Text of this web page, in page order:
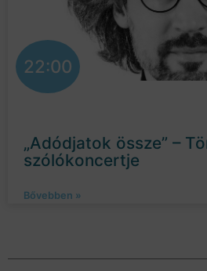
22:00
„Adódjatok össze” –
szólókoncertje
Bővebben »